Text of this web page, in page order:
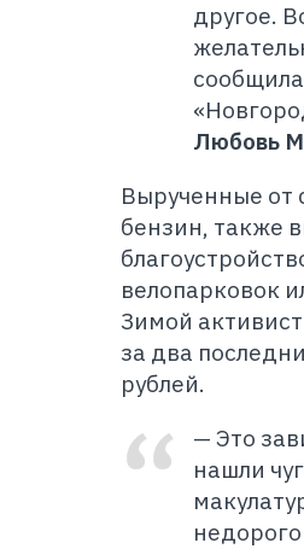
другое.
Любовь
Вырученные от
бензин, также
велопарковок
Зимой
за два
рублей.
— Это
нашли